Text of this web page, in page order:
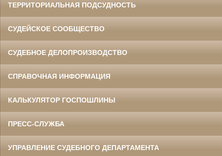
ТЕРРИТОРИАЛЬНАЯ ПОДСУДНОСТЬ
СУДЕЙСКОЕ СООБЩЕСТВО
СУДЕБНОЕ ДЕЛОПРОИЗВОДСТВО
СПРАВОЧНАЯ ИНФОРМАЦИЯ
КАЛЬКУЛЯТОР ГОСПОШЛИНЫ
ПРЕСС-СЛУЖБА
УПРАВЛЕНИЕ СУДЕБНОГО ДЕПАРТАМЕНТА